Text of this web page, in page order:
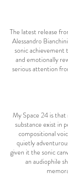
The latest release
Alessandro
sonic achievement
and emotionally
serious attention
My Space 24 is that
substance exist in
compositional
quietly
given it the sonic
an audiophile